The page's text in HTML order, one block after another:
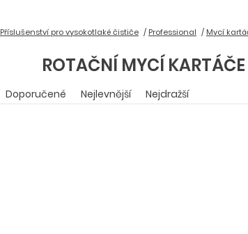
Příslušenství pro vysokotlaké čističe Professional Mycí
ROTAČNÍ MYCÍ
Doporučené Nejlevnější Nejdražší